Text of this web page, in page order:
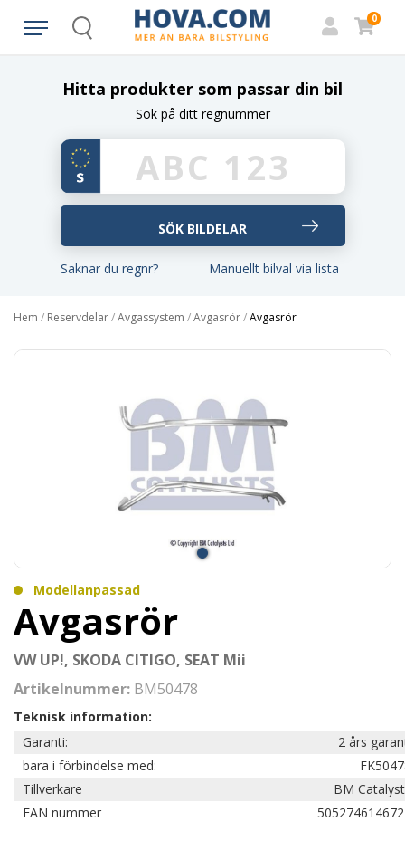
Search
0
Hitta produkter som passar din bil
Sök på ditt regnummer
Saknar du regnr? Manuellt bilval via lista
Hem / Reservdelar/Avgassystem /Avgasrör/Avgasrör
Modellanpassad
Avgasrör
VW UP!, SKODA CITIGO, SEAT Mii
Artikelnummer: BM50478
Teknisk information:
Garanti:
2 års
bara i förbindelse med:
Tillverkare
BM
EAN nummer